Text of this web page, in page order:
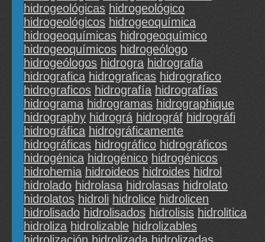
hidrogeológicas hidrogeológico
hidrogeológicos hidrogeoquímica
hidrogeoquímicas hidrogeoquímico
hidrogeoquímicos hidrogeólogo
hidrogeólogos hidrogra hidrografia
hidrografica hidrograficas hidrografico
hidrograficos hidrografía hidrografías
hidrograma hidrogramas hidrographique
hidrography hidrográ hidrográf hidrográfi
hidrográfica hidrográficamente
hidrográficas hidrográfico hidrográficos
hidrogénica hidrogénico hidrogénicos
hidrohemia hidroideos hidroides hidrol
hidrolado hidrolasa hidrolasas hidrolato
hidrolatos hidroli hidrolice hidrolicen
hidrolisado hidrolisados hidrolisis hidrolitica
hidroliza hidrolizable hidrolizables